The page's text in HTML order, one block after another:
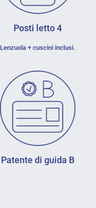
Posti letto 4
Lenzuola + cuscini inclusi.
Patente di guida B